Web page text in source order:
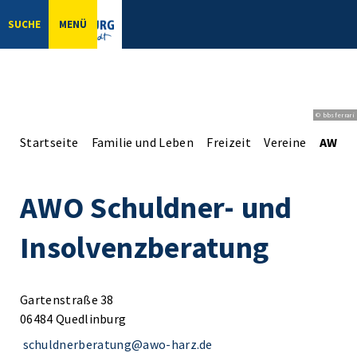
SUCHE MENÜ
© bbsferrari
Startseite Familie und Leben Freizeit Vereine AWO
AWO Schuldner- und
Insolvenzberatung
Gartenstraße 38
06484 Quedlinburg
schuldnerberatung@awo-harz.de